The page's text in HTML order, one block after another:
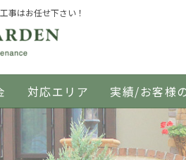
事はお任せ下さい！
対応エリア 実績/お客様